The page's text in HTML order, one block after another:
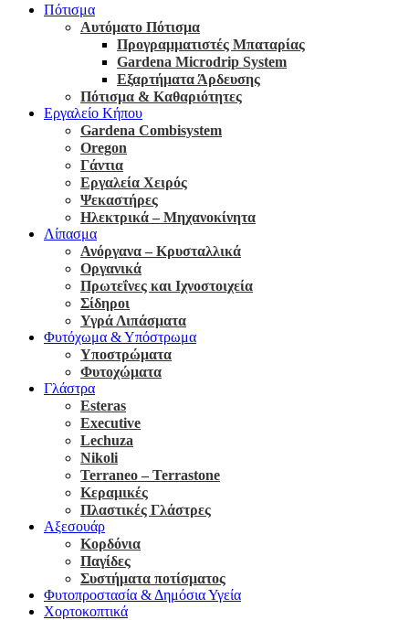
Πότισμα
Αυτόματο Πότισμα
Προγραμματιστές Μπαταρίας
Gardena Microdrip System
Εξαρτήματα Άρδευσης
Πότισμα & Καθαριότητες
Εργαλείο Κήπου
Gardena Combisystem
Oregon
Γάντια
Εργαλεία Χειρός
Ψεκαστήρες
Ηλεκτρικά – Μηχανοκίνητα
Λίπασμα
Ανόργανα – Κρυσταλλικά
Οργανικά
Πρωτεΐνες και Ιχνοστοιχεία
Σίδηροι
Υγρά Λιπάσματα
Φυτόχωμα & Υπόστρωμα
Υποστρώματα
Φυτοχώματα
Γλάστρα
Esteras
Executive
Lechuza
Nikoli
Terraneo – Terrastone
Κεραμικές
Πλαστικές Γλάστρες
Αξεσουάρ
Κορδόνια
Παγίδες
Συστήματα ποτίσματος
Φυτοπροστασία & Δημόσια Υγεία
Χορτοκοπτικά